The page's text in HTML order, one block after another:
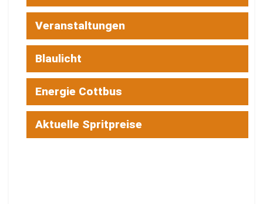
Veranstaltungen
Blaulicht
Energie Cottbus
Aktuelle Spritpreise